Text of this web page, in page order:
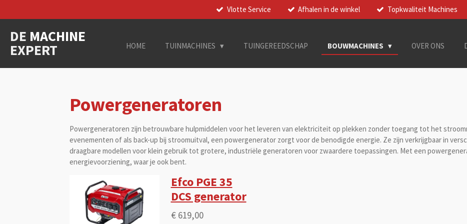
direct
naar
de
hoofdinhoud
Vlotte Service Afhalen in de winkel Topkwaliteit Machines
DE MACHINE
EXPERT HOME TUINMACHINES TUINGEREEDSCHAP BOUWMACHINES OVER ONS
Powergeneratoren
Powergeneratoren zijn betrouwbare hulpmiddelen voor het leveren van elektriciteit op plekken zonder toegang tot het
evenementen of als back-up bij stroomuitval, een powergenerator zorgt voor de benodigde energie. Ze zijn verkrijgbaar in
draagbare modellen voor klein gebruik tot grotere, industriële generatoren voor zwaardere toepassingen. Met een
energievoorziening, waar je ook bent.
Efco PGE 35
DCS generator
€ 619,00